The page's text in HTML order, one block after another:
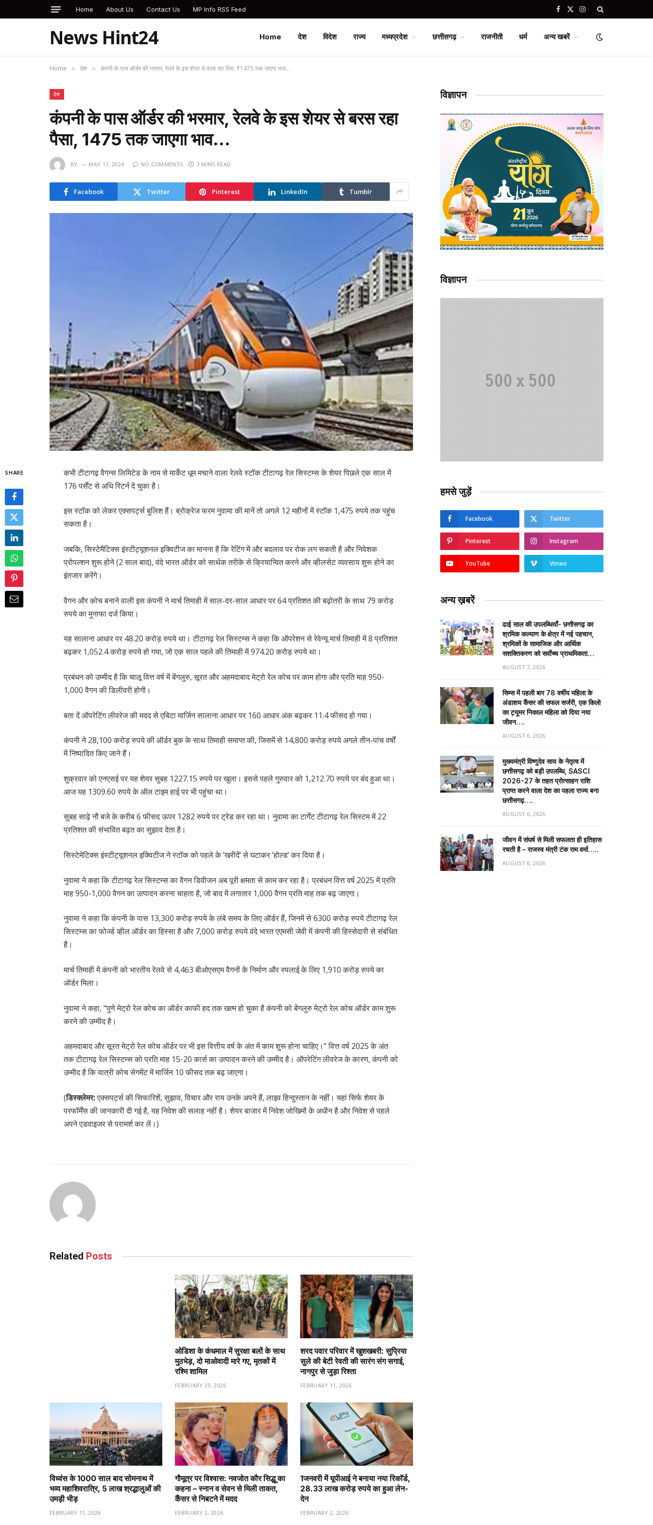
Home About Us Contact Us MP Info RSS Feed Facebook
X
Instagram
News Hint24 Home देश विदेश राज्य मध्यप्रदेश छत्तीसगढ़ राजनीती धर्म अन्य खबरें
Home » देश » कंपनी के पास ऑर्डर की भरमार, रेलवे के इस शेयर से बरस रहा पैसा, ₹1475 तक जाएगा भाव…
देश
कंपनी के पास ऑर्डर की भरमार, रेलवे के इस शेयर से बरस रहा
पैसा, ₹1475 तक जाएगा भाव…
BY MAY 17, 2024 NO COMMENTS 3 MINS READ
Facebook Twitter Pinterest LinkedIn Tumblr
SHARE
कभी टीटागढ़ वैगन्स लिमिटेड के नाम से मार्केट धूम मचाने वाला रेलवे स्टॉक टीटागढ़ रेल सिस्टम्स के शेयर पिछले एक साल में
176 पर्सेंट से अधि रिटर्न दे चुका है।
इस स्टॉक को लेकर एक्सपर्ट्स बुलिश हैं। ब्रोक्रेज फरम नुवामा की मानें तो अगले 12 महीनों में स्टॉक 1,475 रुपये तक पहुंच
सकता है।
जबकि, सिस्टेमैटिक्स इंस्टीट्यूशनल इक्विटीज का मानना है कि रेटिंग में और बदलाव पर रोक लग सकती है और निवेशक
प्रोपल्शन शुरू होने (2 साल बाद), वंदे भारत ऑर्डर को सार्थक तरीके से क्रियान्वित करने और व्हीलसेट व्यवसाय शुरू होने का
इंतजार करेंगे।
वैगन और कोच बनाने वाली इस कंपनी ने मार्च तिमाही में साल-दर-साल आधार पर 64 प्रतिशत की बढ़ोतरी के साथ 79 करोड़
रुपये का मुनाफा दर्ज किया।
यह सालाना आधार पर 48.20 करोड़ रुपये था। टीटागढ़ रेल सिस्टम्स ने कहा कि ऑपरेशन से रेवेन्यू मार्च तिमाही में 8 प्रतिशत
बढ़कर 1,052.4 करोड़ रुपये हो गया, जो एक साल पहले की तिमाही में 974.20 करोड़ रुपये था।
प्रबंधन को उम्मीद है कि चालू वित्त वर्ष में बेंगलुरु, सूरत और अहमदाबाद मेट्रो रेल कोच पर काम होगा और प्रति माह 950-
1,000 वैगन की डिलीवरी होगी।
बता दें ऑपरेटिंग लीवरेज की मदद से एबिटा मार्जिन सालाना आधार पर 160 आधार अंक बढ़कर 11.4 फीसद हो गया।
कंपनी ने 28,100 करोड़ रुपये की ऑर्डर बुक के साथ तिमाही समाप्त की, जिसमें से 14,800 करोड़ रुपये अगले तीन-पांच वर्षों
में निष्पादित किए जाने हैं।
शुक्रवार को एनएसई पर यह शेयर सुबह 1227.15 रुपये पर खुला। इससे पहले गुरुवार को 1,212.70 रुपये पर बंद हुआ था।
आज यह 1309.60 रुपये के ऑल टाइम हाई पर भी पहुंचा था।
सुबह साढ़े नौ बजे के करीब 6 फीसद ऊपर 1282 रुपये पर ट्रेड कर रहा था। नुवामा का टार्गेट टीटागढ़ रेल सिस्टम में 22
प्रतिशत की संभावित बढ़त का सुझाव देता है।
सिस्टेमेटिक्स इंस्टीट्यूशनल इक्विटीज ने स्टॉक को पहले के ‘खरीदें’ से घटाकर ‘होल्ड’ कर दिया है।
नुवामा ने कहा कि टीटागढ़ रेल सिस्टम्स का वैगन डिवीजन अब पूरी क्षमता से काम कर रहा है। प्रबंधन वित्त वर्ष 2025 में प्रति
माह 950-1,000 वैगन का उत्पादन करना चाहता है, जो बाद में लगातार 1,000 वैगन प्रति माह तक बढ़ जाएगा।
नुवामा ने कहा कि कंपनी के पास 13,300 करोड़ रुपये के लंबे समय के लिए ऑर्डर हैं, जिनमें से 6300 करोड़ रुपये टीटागढ़ रेल
सिस्टम्स का फोर्ज्ड व्हील ऑर्डर का हिस्सा है और 7,000 करोड़ रुपये वंदे भारत एएमसी जेवी में कंपनी की हिस्सेदारी से संबंधित
है।
मार्च तिमाही में कंपनी को भारतीय रेलवे से 4,463 बीओएसएम वैगनों के निर्माण और स्पलाई के लिए 1,910 करोड़ रुपये का
ऑर्डर मिला।
नुवामा ने कहा, “पुणे मेट्रो रेल कोच का ऑर्डर काफी हद तक खत्म हो चुका है कंपनी को बेंगलुरु मेट्रो रेल कोच ऑर्डर काम शुरू
करने की उम्मीद है।
अहमदाबाद और सूरत मेट्रो रेल कोच ऑर्डर पर भी इस वित्तीय वर्ष के अंत में काम शुरू होना चाहिए।” वित्त वर्ष 2025 के अंत
तक टीटागढ़ रेल सिस्टम्स को प्रति माह 15-20 कार्स का उत्पादन करने की उम्मीद है। ऑपरेटिंग लीवरेज के कारण, कंपनी को
उम्मीद है कि यात्री कोच सेगमेंट में मार्जिन 10 फीसद तक बढ़ जाएगा।
(डिस्‍क्‍लेमर:एक्सपर्ट्स की सिफारिशें, सुझाव, विचार और राय उनके अपने हैं, लाइव हिन्दुस्तान के नहीं। यहां सिर्फ शेयर के
परफॉर्मेंस की जानकारी दी गई है, यह निवेश की सलाह नहीं है। शेयर बाजार में निवेश जोखिमों के अधीन है और निवेश से पहले
अपने एडवाइजर से परामर्श कर लें।)
Related Posts
ओडिशा के कंधमाल में सुरक्षा बलों के साथ
मुठभेड़, दो माओवादी मारे गए, मृतकों में
रश्मि शामिल
FEBRUARY 23, 2026
शरद पवार परिवार में खुशखबरी: सुप्रिया
सुले की बेटी रेवती की सारंग संग सगाई,
नागपुर से जुड़ा रिश्ता
FEBRUARY 11, 2026
विध्वंस के 1000 साल बाद सोमनाथ में
भव्य महाशिवरात्रि, 5 लाख श्रद्धालुओं की
उमड़ी भीड़
FEBRUARY 11, 2026
गौमूत्र पर विश्वास: नवजोत कौर सिद्धू का
कहना – स्नान व सेवन से मिली ताकत,
कैंसर से निबटने में मदद
FEBRUARY 2, 2026
1️जनवरी में यूपीआई ने बनाया नया रिकॉर्ड,
28.33 लाख करोड़ रुपये का हुआ लेन-
देन
FEBRUARY 2, 2026
विज्ञापन
विज्ञापन
हमसे जुड़ें
Facebook Twitter
Pinterest Instagram
YouTube Vimeo
अन्य ख़बरें
ढाई साल की उपलब्धियाँ- छत्तीसगढ़ का
श्रमिक कल्याण के क्षेत्र में नई पहचान,
श्रमिकों के सामाजिक और आर्थिक
सशक्तिकरण को सर्वाेच्च प्राथमिकता…
AUGUST 7, 2026
सिम्स में पहली बार 78 वर्षीय महिला के
अंडाशय कैंसर की सफल सर्जरी, एक किलो
का ट्यूमर निकाल महिला को दिया नया
जीवन….
AUGUST 6, 2026
मुख्यमंत्री विष्णुदेव साय के नेतृत्व में
छत्तीसगढ़ को बड़ी उपलब्धि, SASCI
2026-27 के तहत प्रोत्साहन राशि
प्राप्त करने वाला देश का पहला राज्य बना
छत्तीसगढ़….
AUGUST 6, 2026
जीवन में संघर्ष से मिली सफलता ही इतिहास
रचती है – राजस्व मंत्री टंक राम वर्मा…..
AUGUST 6, 2026